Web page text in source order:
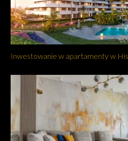
Inwestowanie w apartamenty w